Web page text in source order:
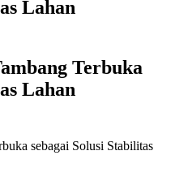
Lahan
Terbuka
Lahan